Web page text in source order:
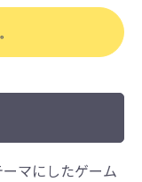
マにしたゲーム